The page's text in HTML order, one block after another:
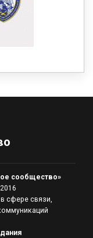
сообщество»
сфере связи,